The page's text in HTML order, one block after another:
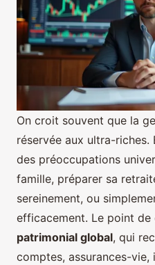
On croit souvent que la
réservée aux ultra-riches.
des préoccupations
famille, préparer sa
sereinement, ou
efficacement. Le point de
patrimonial global, qui
comptes, assurances-